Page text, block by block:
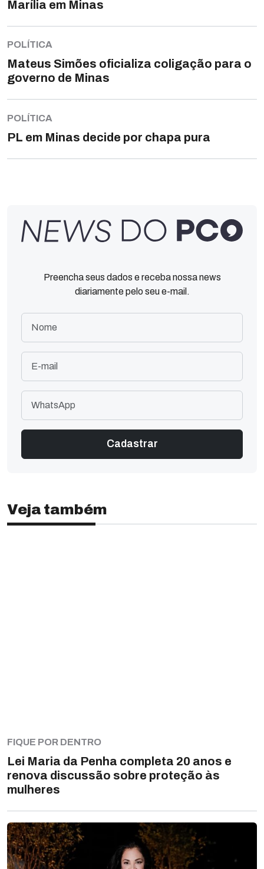
Marília em Minas
POLÍTICA
Mateus Simões oficializa coligação para o
governo de Minas
POLÍTICA
PL em Minas decide por chapa pura
Preencha seus dados e receba nossa news
diariamente pelo seu e-mail.
Veja também
FIQUE POR DENTRO
Lei Maria da Penha completa 20 anos e
renova discussão sobre proteção às
mulheres